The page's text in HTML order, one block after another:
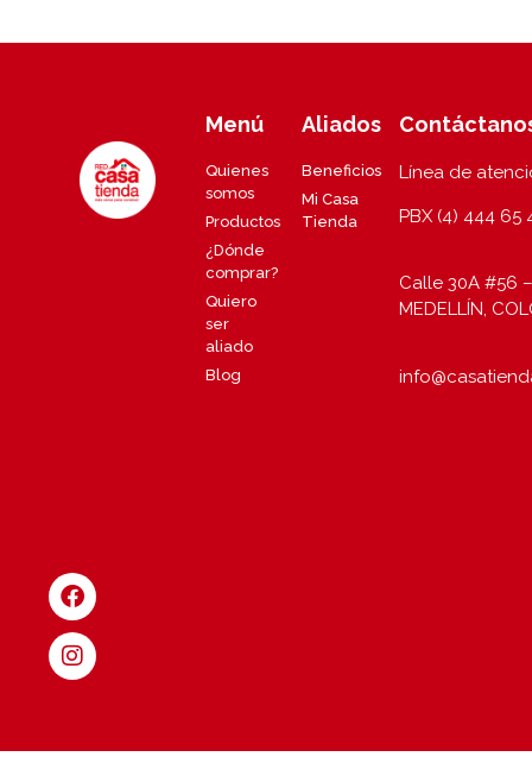
Menú
Quienes
somos
Productos
¿Dónde
comprar?
Quiero
ser
aliado
Blog
Aliados
Beneficios
Mi Casa
Tienda
Línea de
PBX (4) 444 65
Calle 30A #56
MEDELLÍN,